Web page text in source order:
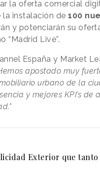
la oferta comercial
la instalación de 100
y potenciarán su
“Madrid Live”.
España y Market
apostado muy
urbano de la
y mejores KPI’s de
Exterior que tanto